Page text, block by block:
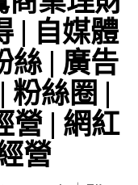
| 自媒體
絲 | 廣告
粉絲圈 |
營 | 網紅
營